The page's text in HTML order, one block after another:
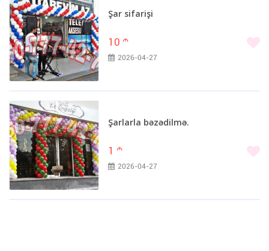
Şar sifarişi
10 m
2026-04-27
Şarlarla bəzədilmə.
1 m
2026-04-27